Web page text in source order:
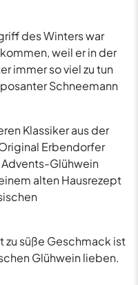
des Winters war
weil er in der
immer so viel zu tun
Schneemann
Klassiker aus der
Erbendorfer
Glühwein
alten Hausrezept
süße Geschmack ist
Glühwein lieben.